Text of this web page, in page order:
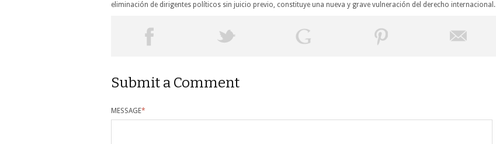
eliminación de dirigentes políticos sin juicio previo, constituye una nueva y grave vulneración del derecho internacional.
Submit a Comment
MESSAGE*